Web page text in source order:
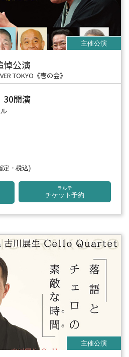
悼公演
TOKYO《壱の会》
30開演
定・税込)
ラルテ
チケット予約